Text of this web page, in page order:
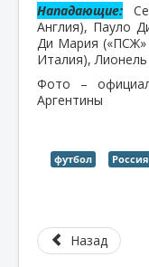
Нападающие:
Англия), Пауло
Ди Мария
Италия),
Фото –
Аргентины
футбол Россия
Назад